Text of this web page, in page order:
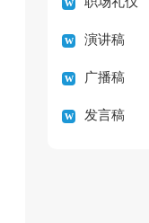
演讲稿
广播稿
发言稿